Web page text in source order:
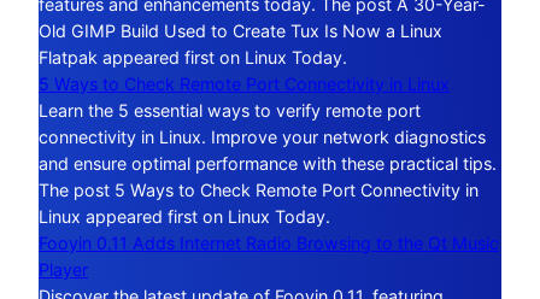
features and enhancements today. The post A 30-Year-
Old GIMP Build Used to Create Tux Is Now a Linux
Flatpak appeared first on Linux Today.
5 Ways to Check Remote Port Connectivity in Linux
Learn the 5 essential ways to verify remote port
connectivity in Linux. Improve your network diagnostics
and ensure optimal performance with these practical tips.
The post 5 Ways to Check Remote Port Connectivity in
Linux appeared first on Linux Today.
Fooyin 0.11 Adds Internet Radio Browsing to the Qt Music
Player